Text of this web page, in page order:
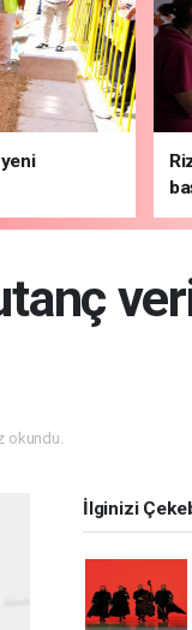
okundu.
İlginizi